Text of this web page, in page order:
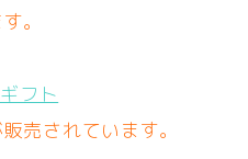
。
フト
売されています。